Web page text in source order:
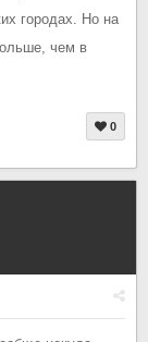
городах. Но на
чем в
0